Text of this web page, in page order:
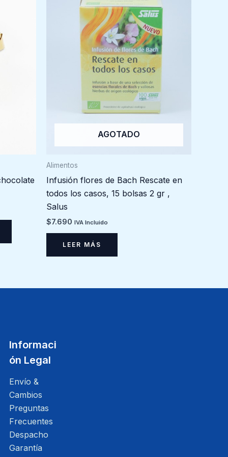
AGOTADO
Alimentos
Infusión flores de Bach Rescate en
todos los casos, 15 bolsas 2 gr ,
Salus
$7.690 IVA Incluido
LEER MÁS
Informaci
ón Legal
Envío &
Cambios
Preguntas
Frecuentes
Despacho
Garantía